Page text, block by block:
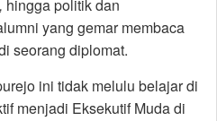
hingga politik dan
yang gemar membaca
seorang diplomat.
ini tidak melulu belajar di
menjadi Eksekutif Muda di